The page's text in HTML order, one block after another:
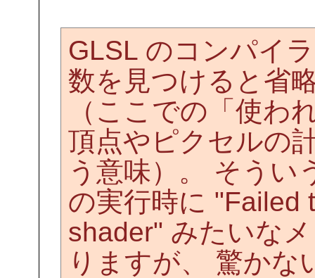
GLSL のコンパイ
数を見つけると省
（ここでの「使わ
頂点やピクセルの
う意味）。 そうい
の実行時に "Failed
shader" みたいな
りますが、 驚かな